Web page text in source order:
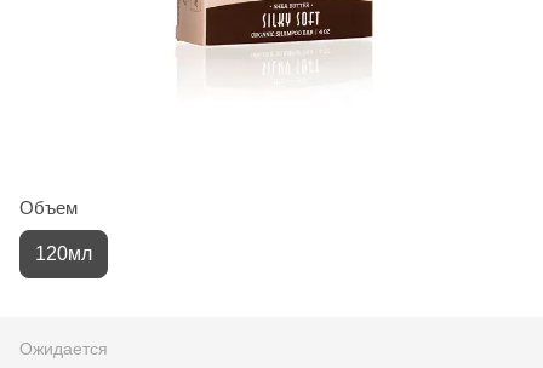
Объем
120мл
Ожидается